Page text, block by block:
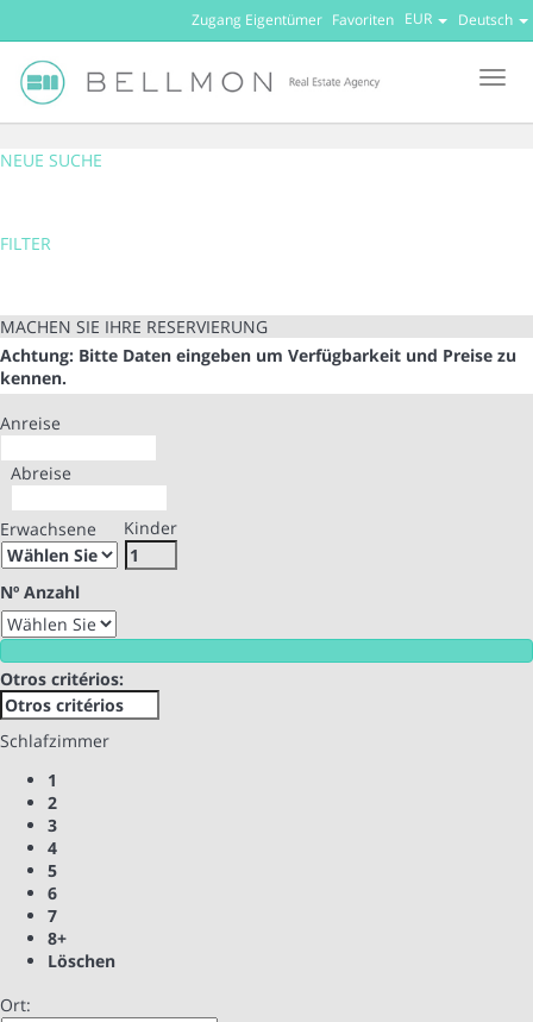
Deutsch
EUR
Favoriten
Zugang Eigentümer
NEUE SUCHE
FILTER
MACHEN SIE IHRE RESERVIERUNG
Achtung: Bitte Daten eingeben um Verfügbarkeit und Preise zu
kennen.
Anreise
Abreise
Erwachsene Kinder
Nº Anzahl
Otros critérios:
Schlafzimmer
1
2
3
4
5
6
7
8+
Löschen
Ort: